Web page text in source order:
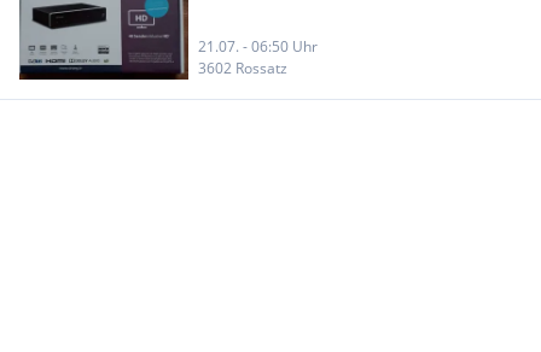
21.07. - 06:50 Uhr
3602 Rossatz